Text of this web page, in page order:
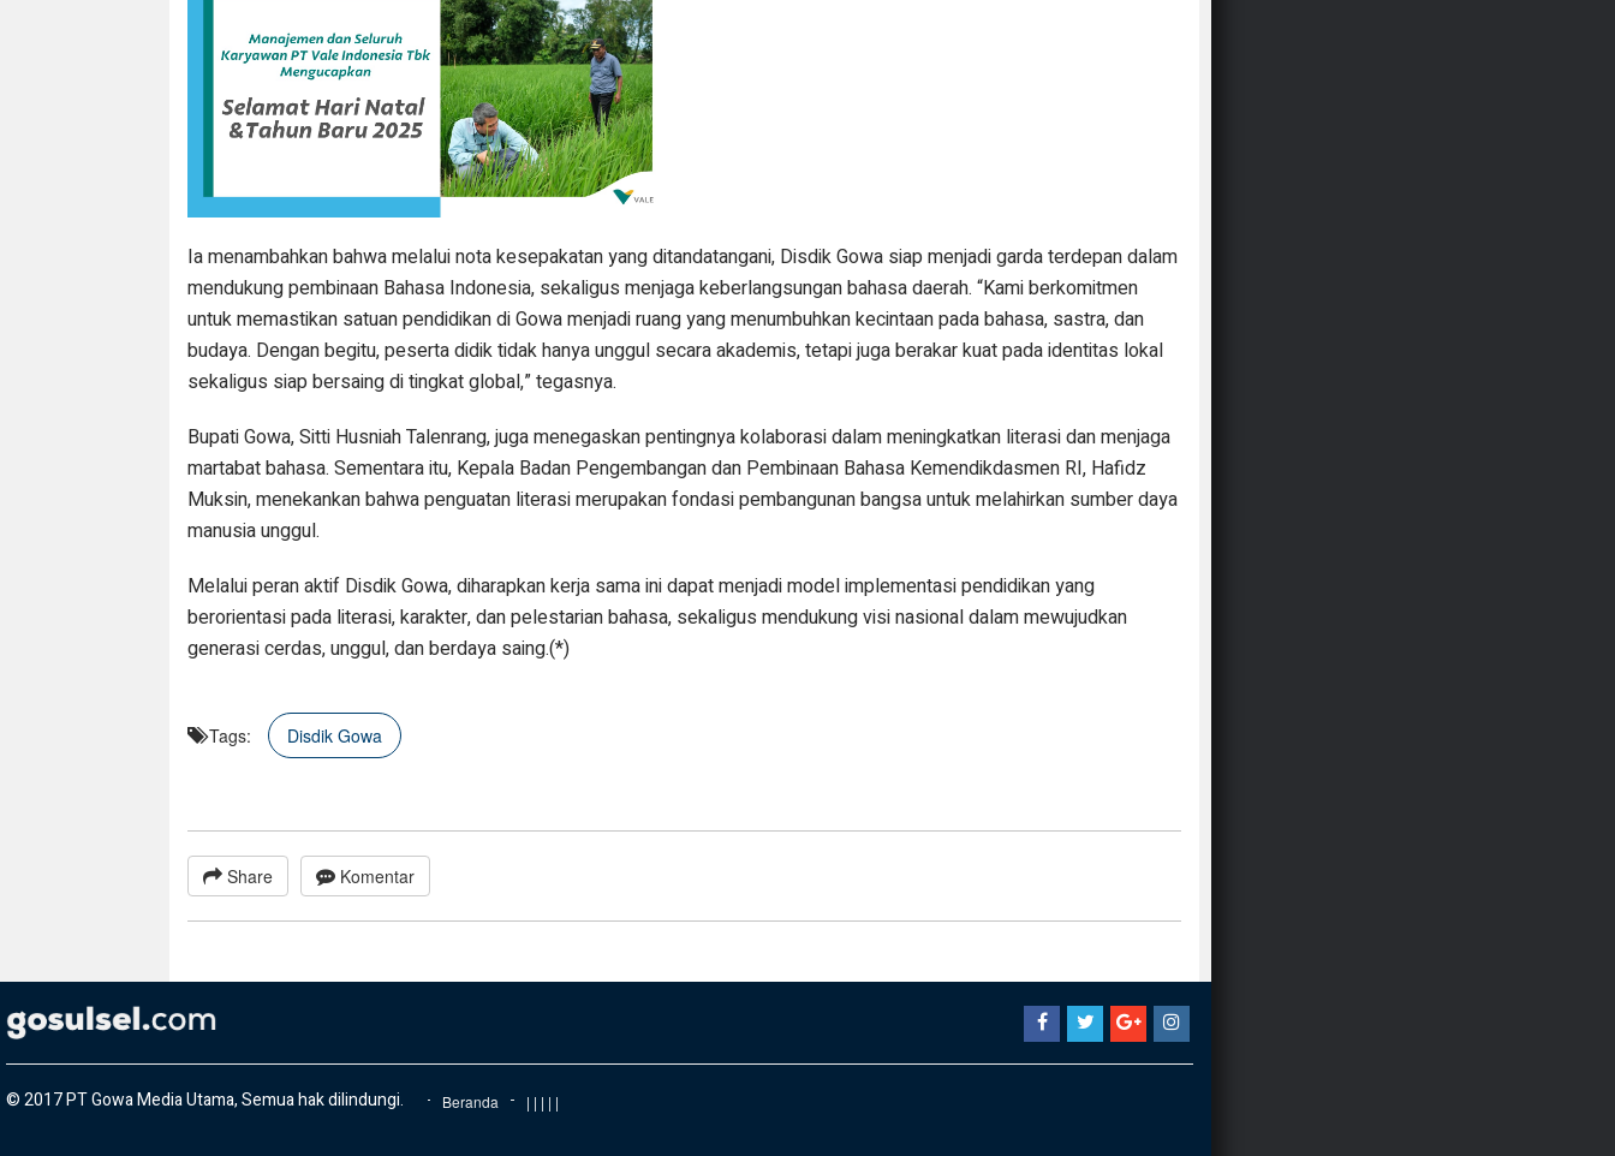
Ia menambahkan bahwa melalui nota kesepakatan yang ditandatangani, Disdik Gowa siap menjadi garda terdepan dalam
mendukung pembinaan Bahasa Indonesia, sekaligus menjaga keberlangsungan bahasa daerah. “Kami berkomitmen
untuk memastikan satuan pendidikan di Gowa menjadi ruang yang menumbuhkan kecintaan pada bahasa, sastra, dan
budaya. Dengan begitu, peserta didik tidak hanya unggul secara akademis, tetapi juga berakar kuat pada identitas lokal
sekaligus siap bersaing di tingkat global,” tegasnya.
Bupati Gowa, Sitti Husniah Talenrang, juga menegaskan pentingnya kolaborasi dalam meningkatkan literasi dan menjaga
martabat bahasa. Sementara itu, Kepala Badan Pengembangan dan Pembinaan Bahasa Kemendikdasmen RI, Hafidz
Muksin, menekankan bahwa penguatan literasi merupakan fondasi pembangunan bangsa untuk melahirkan sumber daya
manusia unggul.
Melalui peran aktif Disdik Gowa, diharapkan kerja sama ini dapat menjadi model implementasi pendidikan yang
berorientasi pada literasi, karakter, dan pelestarian bahasa, sekaligus mendukung visi nasional dalam mewujudkan
generasi cerdas, unggul, dan berdaya saing.(*)
Tags: Disdik Gowa
Komentar
Share
© 2017 PT Gowa Media Utama, Semua hak dilindungi. Beranda | | | | |